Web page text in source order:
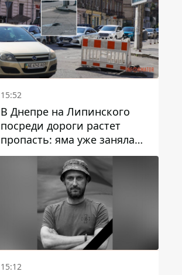
15:52
В Днепре на Липинского
посреди дороги растет
пропасть: яма уже заняла
полосу движения
15:12